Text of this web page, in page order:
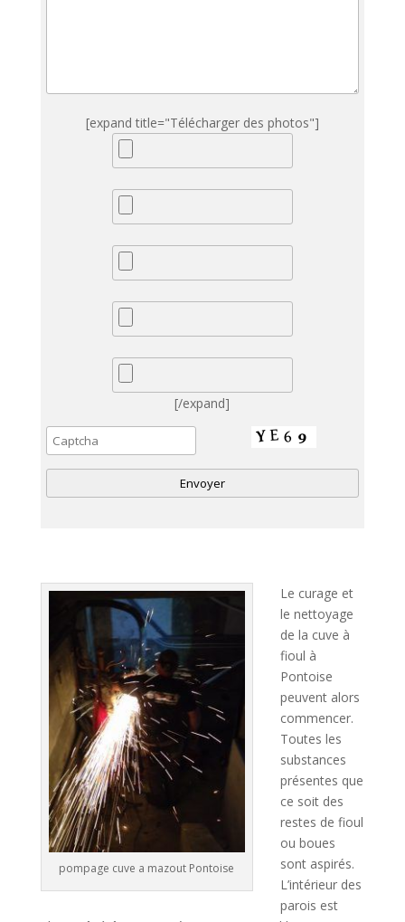
[expand title="Télécharger des photos"]
[/expand]
t
pompage cuve a mazout Pontoise
Le curage et
le nettoyage
de la cuve à
fioul à
Pontoise
peuvent alors
commencer.
Toutes les
substances
présentes que
ce soit des
restes de fioul
ou boues
sont aspirés.
L’intérieur des
parois est